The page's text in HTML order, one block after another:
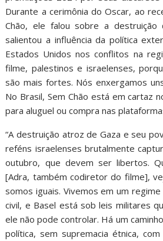
Durante a cerimônia do Oscar, ao
Chão, ele falou sobre a
salientou a influência da política
Estados Unidos nos conflitos na
filme, palestinos e israelenses,
são mais fortes. Nós enxergamos
No Brasil, Sem Chão está em cartaz
para aluguel ou compra nas
“A destruição atroz de Gaza e seu
reféns israelenses brutalmente
outubro, que devem ser libertos.
[Adra, também codiretor do filme],
somos iguais. Vivemos em um
civil, e Basel está sob leis militares
ele não pode controlar. Há um
política, sem supremacia étnica,